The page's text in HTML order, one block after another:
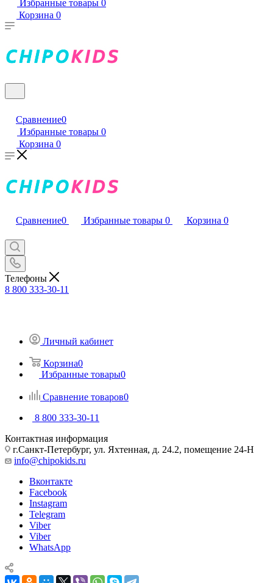
Избранные товары 0
Корзина 0
Сравнение0
Избранные товары 0
Корзина 0
Сравнение0 Избранные товары 0 Корзина 0
Телефоны
8 800 333-30-11
Личный кабинет
Корзина0
Избранные товары0
Сравнение товаров0
8 800 333-30-11
Контактная информация
г.Санкт-Петербург, ул. Яхтенная, д. 24.2, помещение 24-Н
info@chipokids.ru
Вконтакте
Facebook
Instagram
Telegram
Viber
Viber
WhatsApp